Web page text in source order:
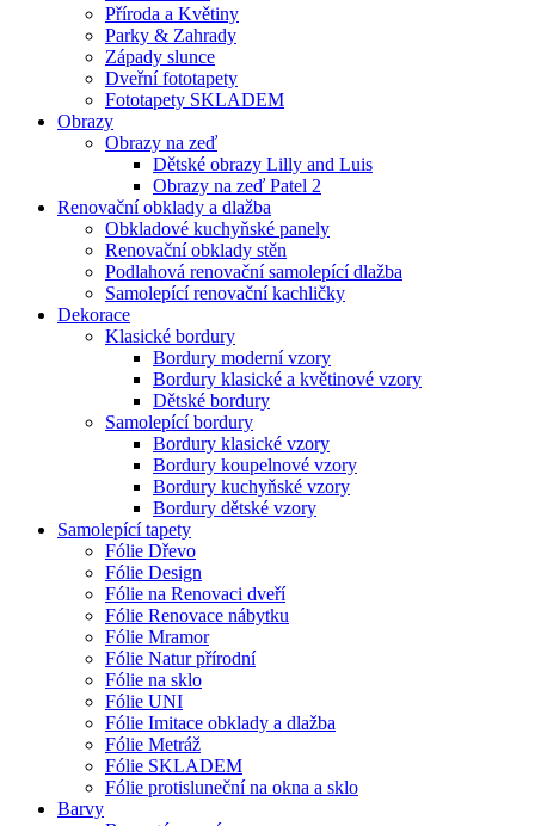
Příroda a Květiny
Parky & Zahrady
Západy slunce
Dveřní fototapety
Fototapety SKLADEM
Obrazy
Obrazy na zeď
Dětské obrazy Lilly and Luis
Obrazy na zeď Patel 2
Renovační obklady a dlažba
Obkladové kuchyňské panely
Renovační obklady stěn
Podlahová renovační samolepící dlažba
Samolepící renovační kachličky
Dekorace
Klasické bordury
Bordury moderní vzory
Bordury klasické a květinové vzory
Dětské bordury
Samolepící bordury
Bordury klasické vzory
Bordury koupelnové vzory
Bordury kuchyňské vzory
Bordury dětské vzory
Samolepící tapety
Fólie Dřevo
Fólie Design
Fólie na Renovaci dveří
Fólie Renovace nábytku
Fólie Mramor
Fólie Natur přírodní
Fólie na sklo
Fólie UNI
Fólie Imitace obklady a dlažba
Fólie Metráž
Fólie SKLADEM
Fólie protisluneční na okna a sklo
Barvy